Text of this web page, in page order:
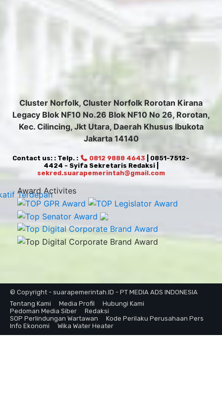
Cluster Norfolk, Cluster Norfolk Rorotan Kirana
Legacy Blok NF10 No.26 Blok NF10 No 26, Rorotan,
Kec. Cilincing, Jkt Utara, Daerah Khusus Ibukota
Jakarta 14140
Contact us: : Telp. : 0812 9888 4643 | 0851-7512-
4424 - Syifa Sekretaris Redaksi |
sekred.suarapemerintah@gmail.com
Award Activites
© Copyright - suarapemerintah.ID - PT MEDIA ADS INDONESIA
Tentang Kami
Media Profil
Hubungi Kami
Pedoman Media Siber
Redaksi
SOP Perlindungan Wartawan
Kode Perilaku Perusahaan Pers
Info Ekonomi
Wika Water Heater